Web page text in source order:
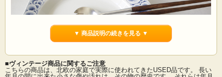
▼ 商品説明の続きを見る ▼
■ヴィンテージ商品に関するご注意
こちらの商品は、北欧の家庭で実際に使われてきたUSED品です。 長い